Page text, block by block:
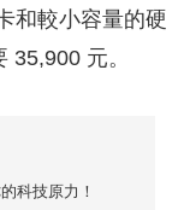
和較小容量的硬
元。
科技原力！